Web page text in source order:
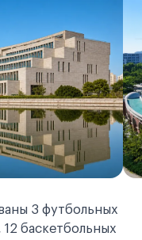
3 футбольных
баскетбольных